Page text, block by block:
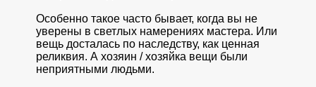
Особенно такое часто бывает, когда вы не
уверены в светлых намерениях мастера. Или
вещь досталась по наследству, как ценная
реликвия. А хозяин / хозяйка вещи были
неприятными людьми.